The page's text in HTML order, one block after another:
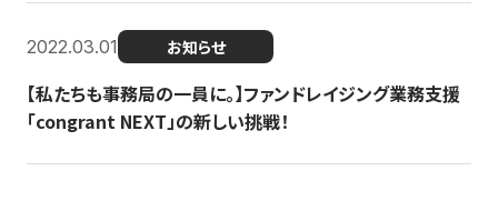
2022.03.01 お知らせ
【私たちも事務局の一員に。】ファンドレイジング業務支援
「congrant NEXT」の新しい挑戦！